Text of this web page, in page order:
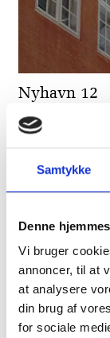
Samtykke
Denne
Vi bruger
annoncer, til at
at analysere
din brug af
for sociale
Nyhavn 12
Facade
Udvendige døre